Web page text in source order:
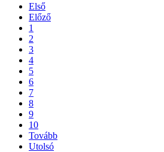
Első
Előző
1
2
3
4
5
6
7
8
9
10
Tovább
Utolsó